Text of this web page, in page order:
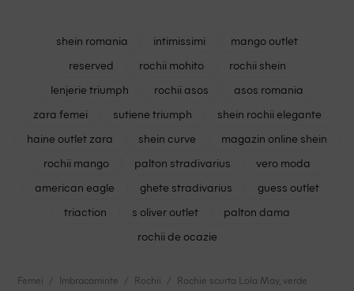
shein romania intimissimi
mango outlet
reserved
rochii mohito
rochii shein
lenjerie triumph
rochii asos
asos romania
zara femei
sutiene triumph
shein rochii elegante
haine outlet zara
shein curve
magazin online shein
rochii mango
palton stradivarius
vero moda
american eagle
ghete stradivarius
guess outlet
triaction
s oliver outlet
palton dama
rochii de ocazie
Femei Imbracaminte Rochii Rochie scurta Lola May, verde